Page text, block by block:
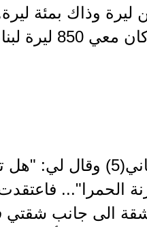
وذاك بمئة
العشرون يوماً في شقة
كان قد أتى اليّ الرفيق عبدالوهاب
الحمرا"...
الى جانب شقتي